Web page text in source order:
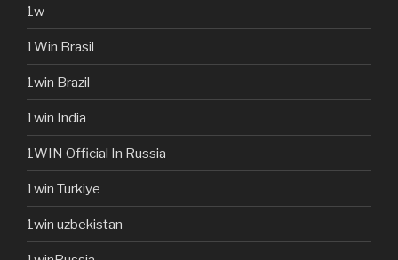
1w
1Win Brasil
1win Brazil
1win India
1WIN Official In Russia
1win Turkiye
1win uzbekistan